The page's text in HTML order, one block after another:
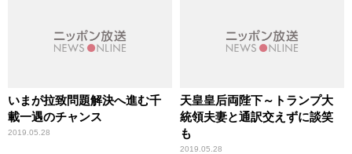
いまが拉致問題解決へ進む千
載一遇のチャンス
2019.05.28
天皇皇后両陛下～トランプ大
統領夫妻と通訳交えずに談笑
も
2019.05.28